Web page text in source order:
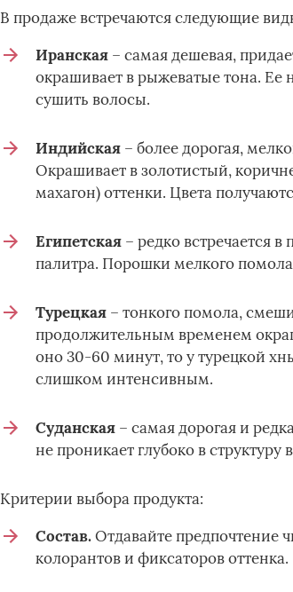
В продаже встречаются следующие
Иранская – самая дешевая,
окрашивает в рыжеватые тона. Ее
сушить волосы.
Индийская– более дорогая,
Окрашивает в золотистый,
махагон) оттенки. Цвета
Египетская– редко встречается в
палитра. Порошки мелкого
Турецкая – тонкого помола,
продолжительным временем
оно 30-60 минут, то у турецкой
слишком интенсивным.
Суданская– самая дорогая и
не проникает глубоко в
Критерии выбора продукта:
Состав.Отдавайте предпочтение
колорантов и фиксаторов оттенка.